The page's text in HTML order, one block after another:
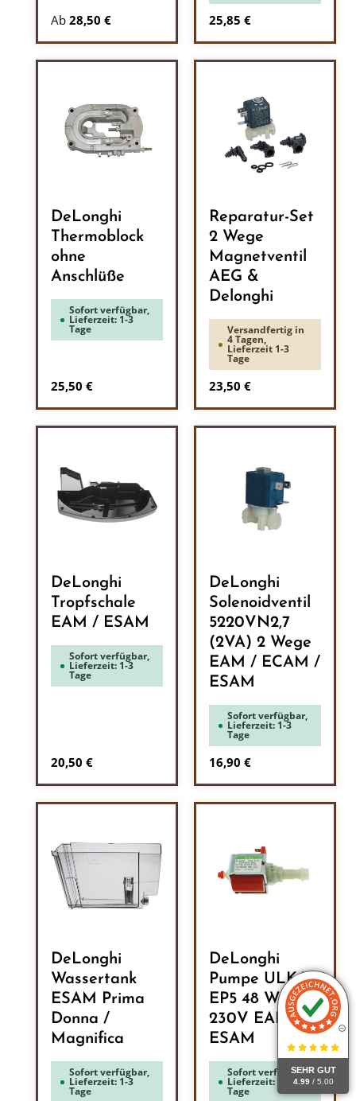
SEHR GUT
4.99 / 5.00
Ab 28,50 € Regulärer Preis:
25,85 €
DeLonghi
Thermoblock
ohne
Anschlüße
Sofort verfügbar,
Lieferzeit: 1-3
Tage
Regulärer Preis:
25,50 €
Reparatur-Set
2 Wege
Magnetventil
AEG &
Delonghi
Versandfertig in
4 Tagen,
Lieferzeit 1-3
Tage
Regulärer Preis:
23,50 €
DeLonghi
Tropfschale
EAM / ESAM
Sofort verfügbar,
Lieferzeit: 1-3
Tage
Regulärer Preis:
20,50 €
DeLonghi
Solenoidventil
5220VN2,7
(2VA) 2 Wege
EAM / ECAM /
ESAM
Sofort verfügbar,
Lieferzeit: 1-3
Tage
Regulärer Preis:
16,90 €
DeLonghi
Wassertank
ESAM Prima
Donna /
Magnifica
Sofort verfügbar,
Lieferzeit: 1-3
Tage
DeLonghi
Pumpe ULKA
EP5 48 W
230V EAM /
ESAM
Sofort verfügbar,
Lieferzeit: 1-3
Tage